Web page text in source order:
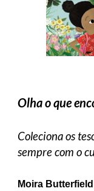
Olha o que
Coleciona os
sempre com o
Moira Butterfield